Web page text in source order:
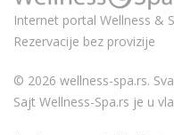
Internet portal Wellness &
Rezervacije bez provizije
© 2026 wellness-spa.rs.
Sajt Wellness-Spa.rs je u